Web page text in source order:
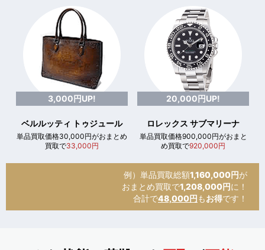
3,000円UP!
ベルルッティ トゥジュール
単品買取価格30,000円がおまとめ
買取で33,000円
20,000円UP!
ロレックス サブマリーナ
単品買取価格900,000円がおまと
め買取で920,000円
例）単品買取総額1,160,000円が
おまとめ買取で1,208,000円に！
合計で48,000円 もお得です！